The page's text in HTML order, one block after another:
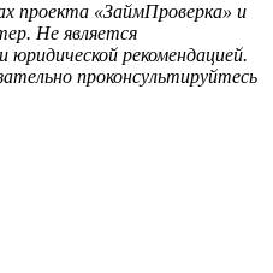
проекта «ЗаймПроверка» и
Не является
юридической рекомендацией.
проконсультируйтесь